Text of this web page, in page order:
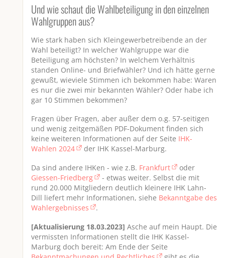
Und wie schaut die Wahlbeteiligung in den einzelnen
Wahlgruppen aus?
Wie stark haben sich Kleingewerbetreibende an der
Wahl beteiligt? In welcher Wahlgruppe war die
Beteiligung am höchsten? In welchem Verhältnis
standen Online- und Briefwähler? Und ich hätte gerne
gewußt, wieviele Stimmen ich bekommen habe: Waren
es nur die zwei mir bekannten Wähler? Oder habe ich
gar 10 Stimmen bekommen?
Fragen über Fragen, aber außer dem o.g. 57-seitigen
und wenig zeitgemäßen PDF-Dokument finden sich
keine weiteren Informationen auf der Seite IHK-
Wahlen 2024
der IHK Kassel-Marburg.
Da sind andere IHKen - wie z.B. Frankfurt
oder
Giessen-Friedberg
- etwas weiter. Selbst die mit
rund 20.000 Mitgliedern deutlich kleinere IHK Lahn-
Dill liefert mehr Informationen, siehe Bekanntgabe des
Wahlergebnisses
.
[Aktualisierung 18.03.2023] Asche auf mein Haupt. Die
vermissten Informationen stellt die IHK Kassel-
Marburg doch bereit: Am Ende der Seite